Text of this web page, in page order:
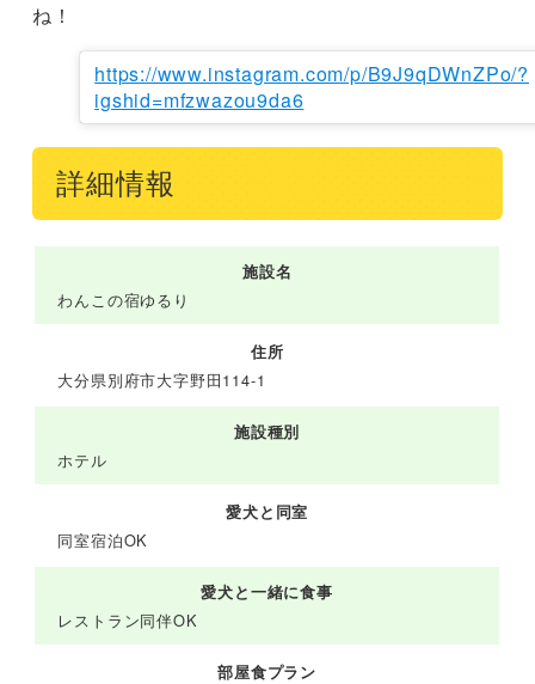
ね！
https://www.instagram.com/p/B9J9qDWnZPo/?
igshid=mfzwazou9da6
詳細情報
施設名
わんこの宿ゆるり
住所
大分県別府市大字野田114-1
施設種別
ホテル
愛犬と同室
同室宿泊OK
愛犬と一緒に食事
レストラン同伴OK
部屋食プラン